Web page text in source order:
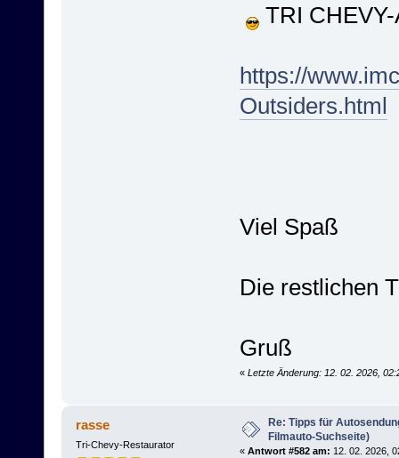
TRI CHEVY-
https://
Outsiders.html
Viel Spaß
Die restlichen
Gruß
« Letzte Änderung: 12. 02. 2026,
rasse
Tri-Chevy-Restaurator
Re: Tipps für
Filmauto-Suchseite)
« Antwort #582 am: 12. 02. 2026,